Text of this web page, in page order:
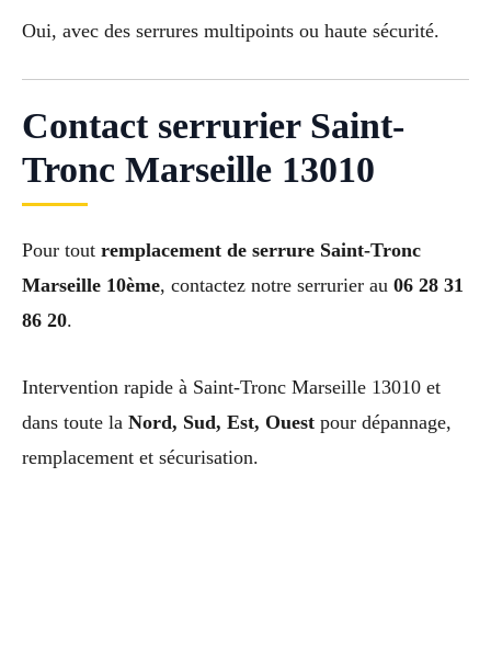
Oui, avec des serrures multipoints ou haute sécurité.
Contact serrurier Saint-
Tronc Marseille 13010
Pour tout remplacement de serrure Saint-Tronc
Marseille 10ème, contactez notre serrurier au 06 28 31
86 20.
Intervention rapide à Saint-Tronc Marseille 13010 et
dans toute la Nord, Sud, Est, Ouest pour dépannage,
remplacement et sécurisation.